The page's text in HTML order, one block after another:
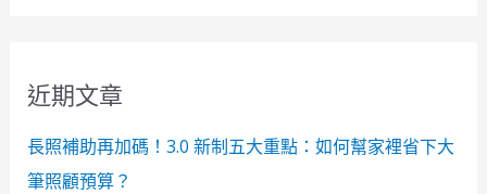
字
近期文章
長照補助再加碼！3.0 新制五大重點：如何幫家裡省下大
筆照顧預算？